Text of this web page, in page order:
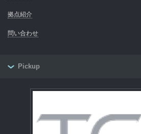
拠点紹介
問い合わせ
Pickup